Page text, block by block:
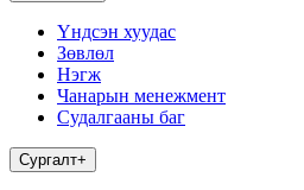
Үндсэн хуудас
Зөвлөл
Нэгж
Чанарын менежмент
Судалгааны баг
Сургалт+